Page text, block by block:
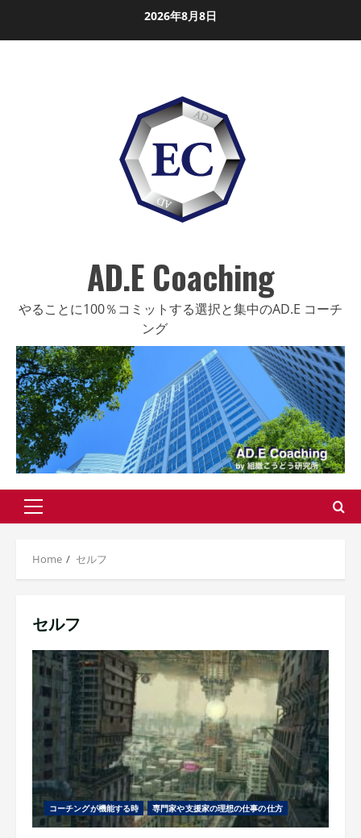
2026年8月8日
AD.E Coaching
やることに100％コミットする選択と集中のAD.E コーチ
ング
Primary
Home セルフ
セルフ
コーチングが機能する時 専門家や支援家の理想の仕事の仕方